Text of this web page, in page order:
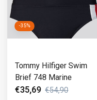
-35%
Tommy Hilfiger Swim
Brief 748 Marine
€35,69 €54,90